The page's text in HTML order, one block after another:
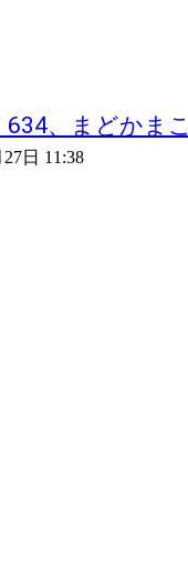
、まどかまこ
日 11:38